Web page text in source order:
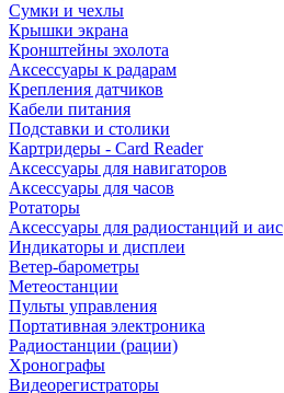
Сумки и чехлы
Крышки экрана
Кронштейны эхолота
Аксессуары к радарам
Крепления датчиков
Кабели питания
Подставки и столики
Картридеры - Card Reader
Аксессуары для навигаторов
Аксессуары для часов
Ротаторы
Аксессуары для радиостанций и аис
Индикаторы и дисплеи
Ветер-барометры
Метеостанции
Пульты управления
Портативная электроника
Радиостанции (рации)
Хронографы
Видеорегистраторы